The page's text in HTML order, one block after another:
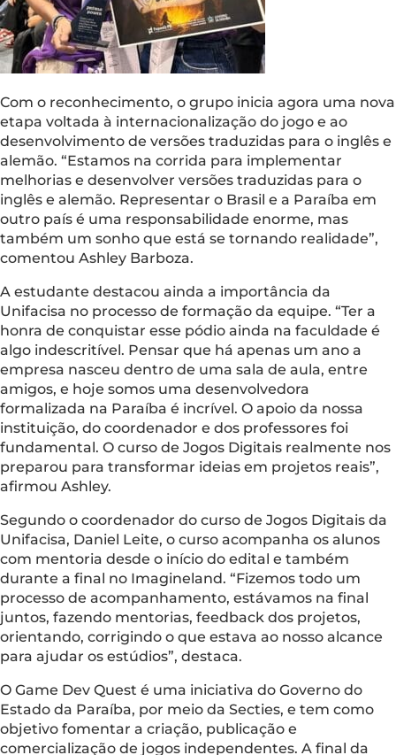
Com o reconhecimento, o grupo inicia agora uma nova
etapa voltada à internacionalização do jogo e ao
desenvolvimento de versões traduzidas para o inglês e
alemão. “Estamos na corrida para implementar
melhorias e desenvolver versões traduzidas para o
inglês e alemão. Representar o Brasil e a Paraíba em
outro país é uma responsabilidade enorme, mas
também um sonho que está se tornando realidade”,
comentou Ashley Barboza.
A estudante destacou ainda a importância da
Unifacisa no processo de formação da equipe. “Ter a
honra de conquistar esse pódio ainda na faculdade é
algo indescritível. Pensar que há apenas um ano a
empresa nasceu dentro de uma sala de aula, entre
amigos, e hoje somos uma desenvolvedora
formalizada na Paraíba é incrível. O apoio da nossa
instituição, do coordenador e dos professores foi
fundamental. O curso de Jogos Digitais realmente nos
preparou para transformar ideias em projetos reais”,
afirmou Ashley.
Segundo o coordenador do curso de Jogos Digitais da
Unifacisa, Daniel Leite, o curso acompanha os alunos
com mentoria desde o início do edital e também
durante a final no Imagineland. “Fizemos todo um
processo de acompanhamento, estávamos na final
juntos, fazendo mentorias, feedback dos projetos,
orientando, corrigindo o que estava ao nosso alcance
para ajudar os estúdios”, destaca.
O Game Dev Quest é uma iniciativa do Governo do
Estado da Paraíba, por meio da Secties, e tem como
objetivo fomentar a criação, publicação e
comercialização de jogos independentes. A final da